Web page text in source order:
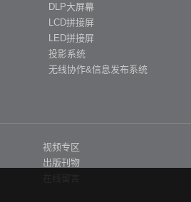
DLP大屏幕
LCD拼接屏
LED拼接屏
投影系统
无线协作&信息发布系统
视频专区
出版刊物